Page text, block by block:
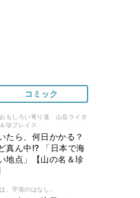
コミック
もしろい寄り道 山岳ライタ
珍プレイス
たら、何日かかる？
真ん中!? 「日本で海
地点」【山の名＆珍
、宇宙のはなし」